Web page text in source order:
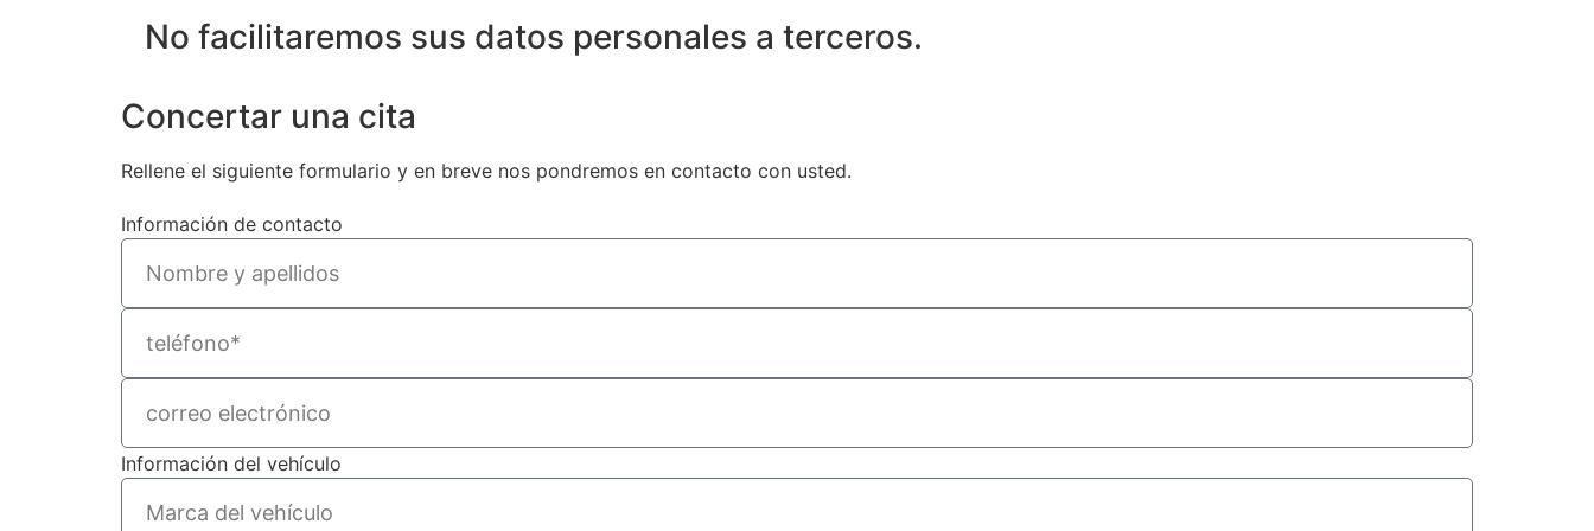
No facilitaremos sus datos personales a terceros.
Concertar una cita
Rellene el siguiente formulario y en breve nos pondremos en contacto con usted.
Información de contacto
Información del vehículo